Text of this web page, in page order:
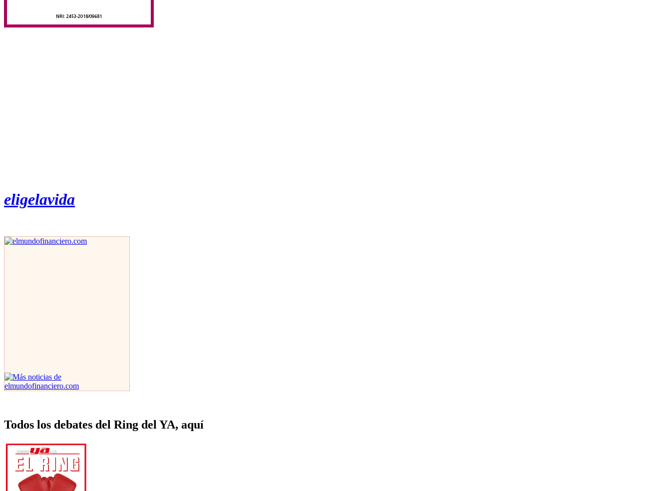
eligelavida
Todos los debates del Ring del YA, aquí